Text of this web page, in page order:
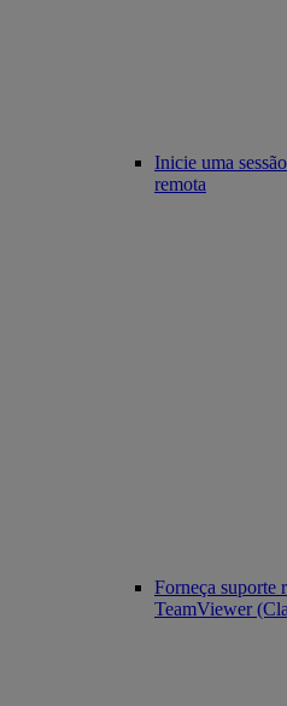
Inicie uma
remota
Forneça suporte
TeamViewer